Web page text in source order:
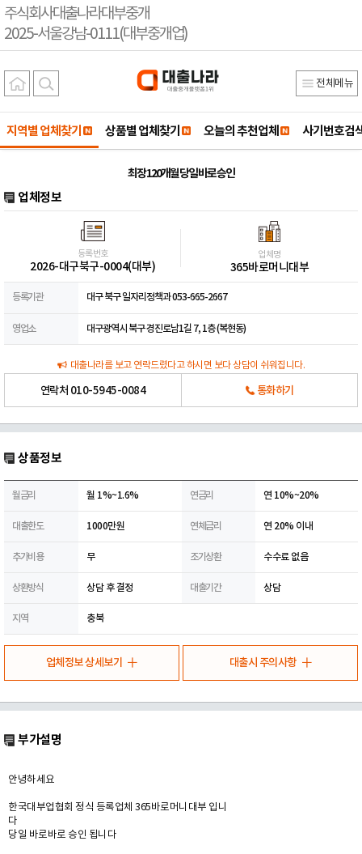
주식회사대출나라대부중개
2025-서울강남-0111(대부중개업)
전체메뉴
지역별 업체찾기 상품별 업체찾기 오늘의 추천업체 사기번호검
최장 120개월 당일 바로 승인
업체정보
등록번호
2026-대구북구-0004(대부)
업체명
365바로머니대부
등록기관 대구 북구 일자리정책과 053-665-2667
영업소 대구광역시 북구 경진로남1길 7, 1층 (복현동)
대출나라를 보고 연락드렸다고 하시면 보다 상담이 쉬워집니다.
연락처 010-5945-0084 통화하기
상품정보
월금리 월 1%~1.6% 연금리 연 10%~20%
대출한도 1000만원 연체금리 연 20% 이내
추가비용 무 조기상환 수수료 없음
상환방식 상담 후 결정 대출기간 상담
지역 충북
업체정보 상세보기 대출시 주의사항
부가설명
안녕하세요
한국대부업협회 정식 등록업체 365바로머니대부 입니
다
당일 바로바로 승인 됩니다